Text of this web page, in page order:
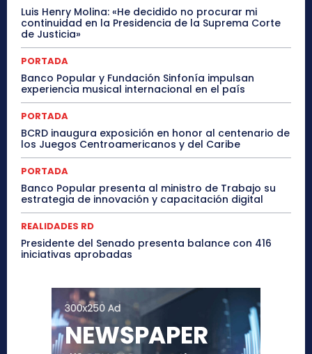
Luis Henry Molina: «He decidido no procurar mi
continuidad en la Presidencia de la Suprema Corte
de Justicia»
PORTADA
Banco Popular y Fundación Sinfonía impulsan
experiencia musical internacional en el país
PORTADA
BCRD inaugura exposición en honor al centenario de
los Juegos Centroamericanos y del Caribe
PORTADA
Banco Popular presenta al ministro de Trabajo su
estrategia de innovación y capacitación digital
REALIDADES RD
Presidente del Senado presenta balance con 416
iniciativas aprobadas